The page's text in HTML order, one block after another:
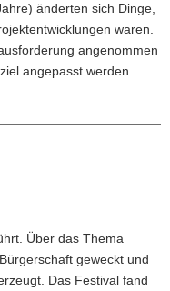
änderten sich Dinge,
waren.
angenommen
angepasst werden.
Über das Thema
geweckt und
Das Festival fand